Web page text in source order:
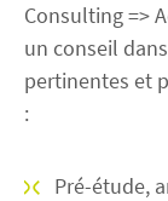
Consulting =>
un conseil
pertinentes et
:
Pré-étude,